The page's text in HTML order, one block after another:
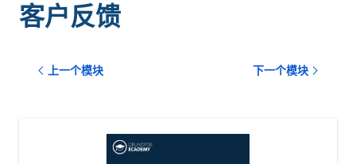
客户反馈
上一个模块 下一个模块